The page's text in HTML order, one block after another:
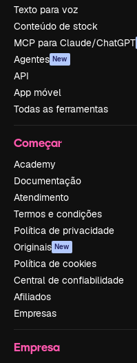
Texto para voz
Conteúdo de stock
MCP para Claude/ChatGPT
Agentes New
API
App móvel
Todas as ferramentas
Começar
Academy
Documentação
Atendimento
Termos e condições
Política de privacidade
Originais New
Política de cookies
Central de confiabilidade
Afiliados
Empresas
Empresa